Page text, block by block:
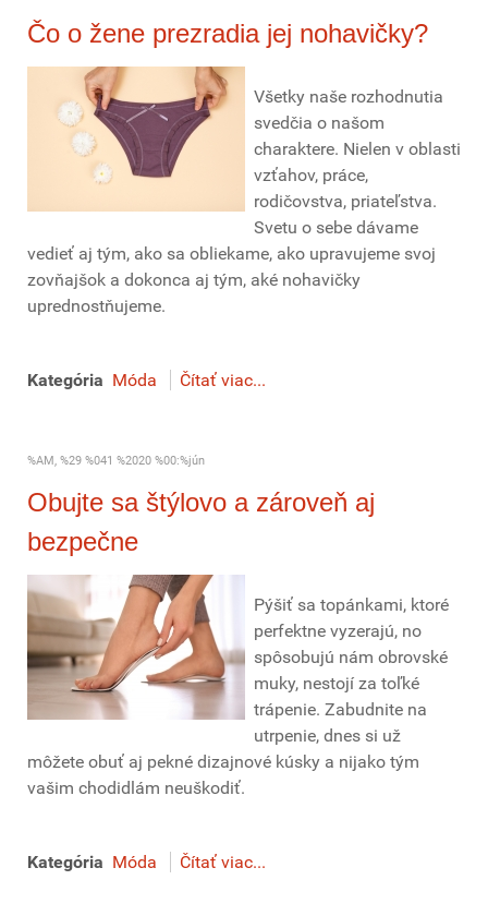
Čo o žene prezradia jej nohavičky?
Všetky naše rozhodnutia
svedčia o našom
charaktere. Nielen v oblasti
vzťahov, práce,
rodičovstva, priateľstva.
Svetu o sebe dávame
vedieť aj tým, ako sa obliekame, ako upravujeme svoj
zovňajšok a dokonca aj tým, aké nohavičky
uprednostňujeme.
Kategória Móda Čítať viac...
%AM, %29 %041 %2020 %00:%jún
Obujte sa štýlovo a zároveň aj
bezpečne
Pýšiť sa topánkami, ktoré
perfektne vyzerajú, no
spôsobujú nám obrovské
muky, nestojí za toľké
trápenie. Zabudnite na
utrpenie, dnes si už
môžete obuť aj pekné dizajnové kúsky a nijako tým
vašim chodidlám neuškodiť.
Kategória Móda Čítať viac...